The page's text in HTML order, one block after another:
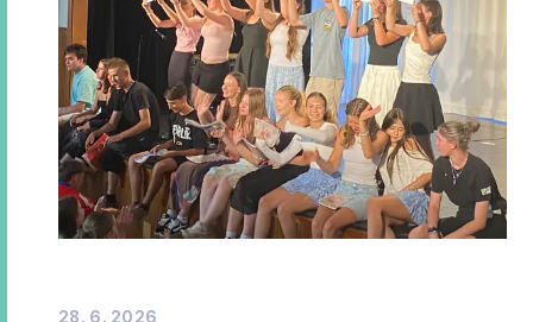
28. 6. 2026